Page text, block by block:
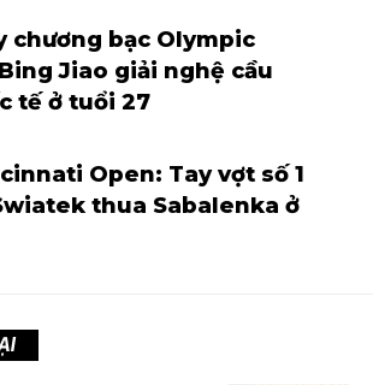
chương bạc Olympic
Jiao giải nghệ cầu
tế ở tuổi 27
Open: Tay vợt số 1
thua Sabalenka ở